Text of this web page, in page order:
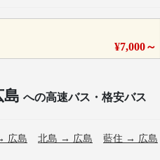
¥7,000～
島 への高速バス・格安バス
広島 北島 → 広島 藍住 → 広島